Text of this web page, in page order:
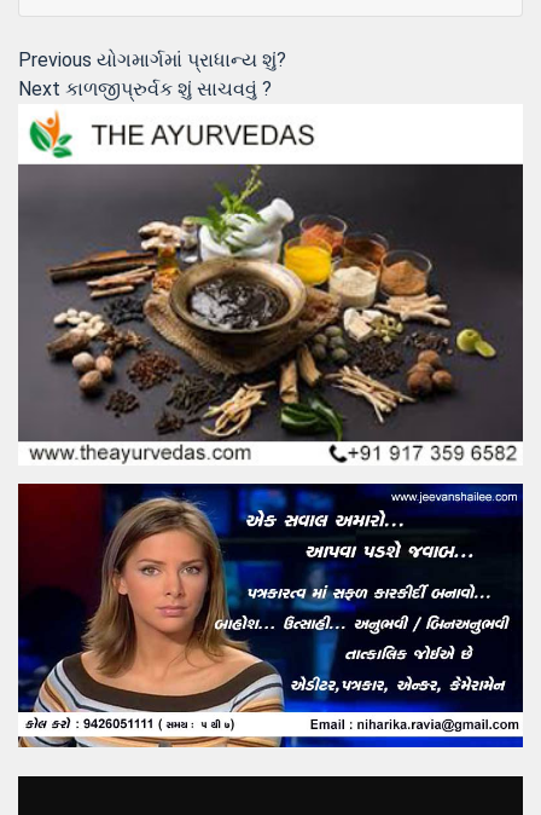
Post
navigation
Previous Previous
post:
યોગમાર્ગમાં પ્રાધાન્ય શું?
Next Next
કાળજીપ્રુર્વક શું સાચવવું ?